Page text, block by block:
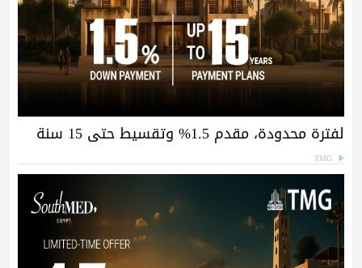
لفترة محدودة، مقدم 1.5% وتقسيط حتى 15 سنة
TMG